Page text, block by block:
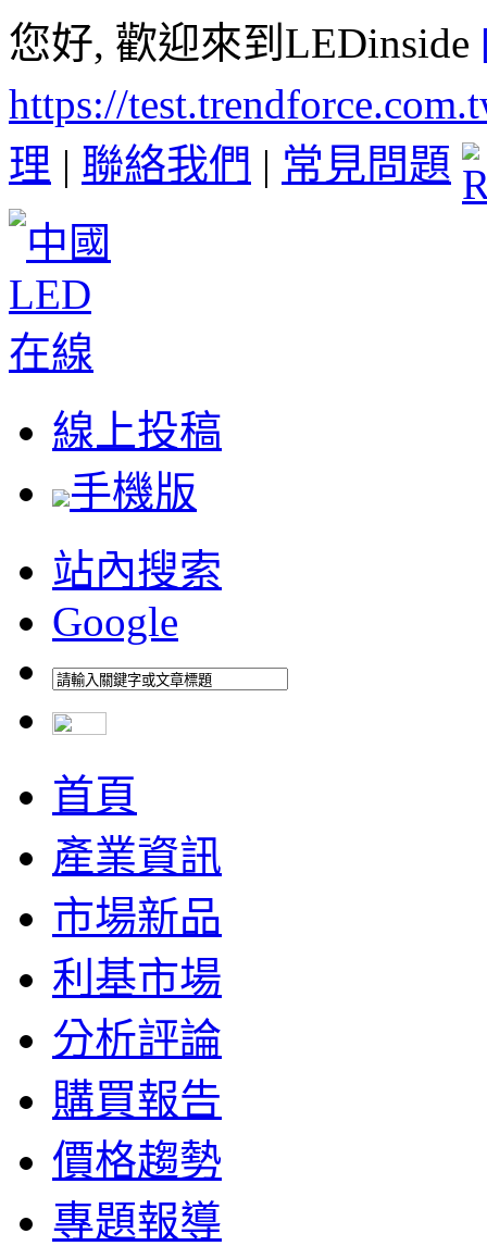
您好, 歡迎來到LEDinside
https://
理 | 聯絡我們 | 常見問題
線上投稿
手機版
站內搜索
Google
首頁
產業資訊
市場新品
利基市場
分析評論
購買報告
價格趨勢
專題報導